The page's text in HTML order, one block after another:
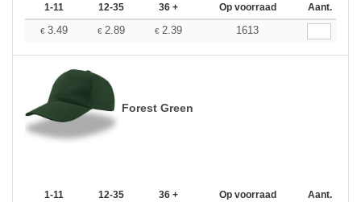
1-11 12-35 36 + Op voorraad Aant.
€ 3.49 € 2.89 € 2.39 1613
Forest Green
1-11 12-35 36 + Op voorraad Aant.